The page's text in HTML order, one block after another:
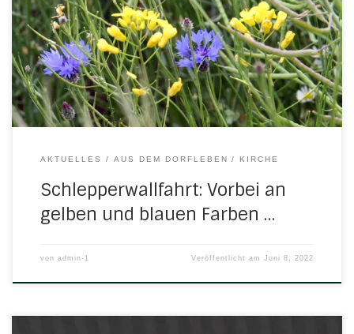
widmete sich dem Frieden. In den Rapsfeldern am
Streckenrand fand man, bei genauerem Betrachten, einen
aktuellen Bezug. Rund 40 Schlepperfahrer, mit und ohne
Anhänger und Mitfahrer unterwegs, folgten dem Aufruf
des Männertreffs der […]
AKTUELLES AUS DEM DORFLEBEN KIRCHE
Schlepperwallfahrt: Vorbei an
gelben und blauen Farben …
von admin-1 Veröffentlicht amJuni 8, 2022